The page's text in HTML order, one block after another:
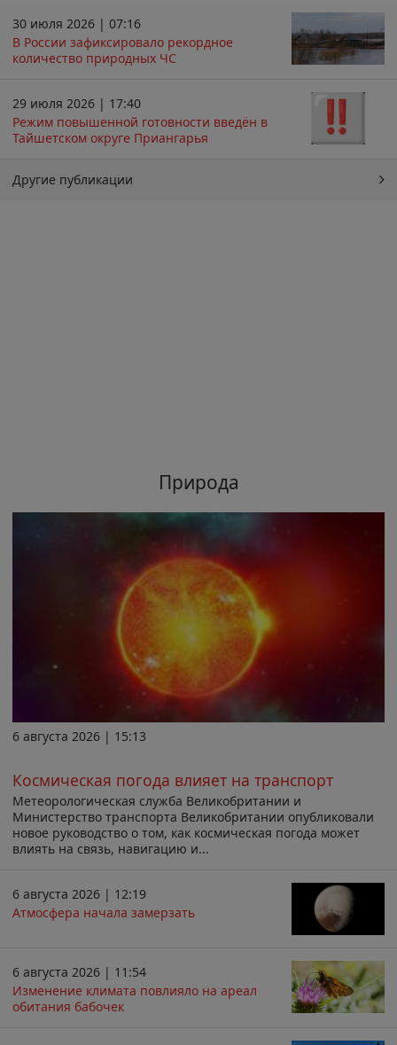
30 июля 2026 | 07:16
В России зафиксировало рекордное
количество природных ЧС
29 июля 2026 | 17:40
Режим повышенной готовности введён в
Тайшетском округе Приангарья
Другие публикации
Природа
6 августа 2026 | 15:13
Космическая погода влияет на транспорт
Метеорологическая служба Великобритании и
Министерство транспорта Великобритании опубликовали
новое руководство о том, как космическая погода может
влиять на связь, навигацию и...
6 августа 2026 | 12:19
Атмосфера начала замерзать
6 августа 2026 | 11:54
Изменение климата повлияло на ареал
обитания бабочек